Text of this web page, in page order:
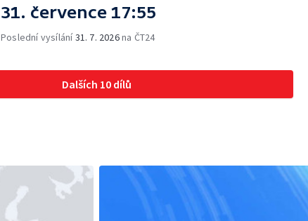
31. července 17:55
Poslední vysílání31. 7. 2026na ČT24
Dalších 10 dílů